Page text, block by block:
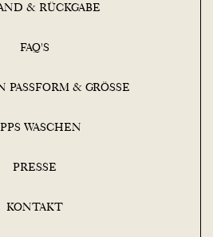
& RÜCKGABE
FAQ'S
& GRÖSSE
WASCHEN
PRESSE
KONTAKT